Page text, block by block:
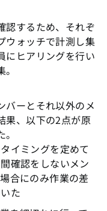
認するため、それぞ
ウォッチで計測し集
にヒアリングを行い
バーとそれ以外のメ
果、以下の2点が原
イミングを定めて
確認をしないメン
合にのみ作業の差
た